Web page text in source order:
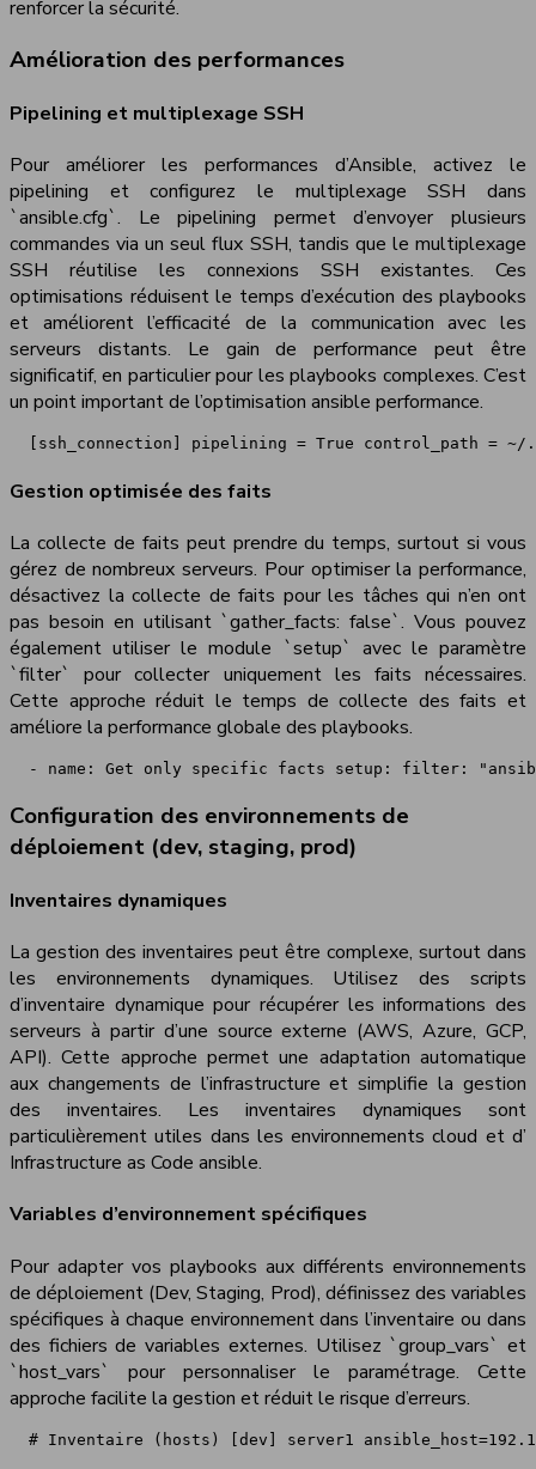
renforcer la sécurité.
Amélioration des performances
Pipelining et multiplexage SSH
Pour améliorer les performances d’Ansible, activez le
pipelining et configurez le multiplexage SSH dans
`ansible.cfg`. Le pipelining permet d’envoyer plusieurs
commandes via un seul flux SSH, tandis que le multiplexage
SSH réutilise les connexions SSH existantes. Ces
optimisations réduisent le temps d’exécution des playbooks
et améliorent l’efficacité de la communication avec les
serveurs distants. Le gain de performance peut être
significatif, en particulier pour les playbooks complexes. C’est
un point important de l’optimisation ansible performance.
[ssh_connection] pipelining = True control_path = ~/
Gestion optimisée des faits
La collecte de faits peut prendre du temps, surtout si vous
gérez de nombreux serveurs. Pour optimiser la performance,
désactivez la collecte de faits pour les tâches qui n’en ont
pas besoin en utilisant `gather_facts: false`. Vous pouvez
également utiliser le module `setup` avec le paramètre
`filter` pour collecter uniquement les faits nécessaires.
Cette approche réduit le temps de collecte des faits et
améliore la performance globale des playbooks.
- name: Get only specific facts setup: filter:
Configuration des environnements de
déploiement (dev, staging, prod)
Inventaires dynamiques
La gestion des inventaires peut être complexe, surtout dans
les environnements dynamiques. Utilisez des scripts
d’inventaire dynamique pour récupérer les informations des
serveurs à partir d’une source externe (AWS, Azure, GCP,
API). Cette approche permet une adaptation automatique
aux changements de l’infrastructure et simplifie la gestion
des inventaires. Les inventaires dynamiques sont
particulièrement utiles dans les environnements cloud et d’
Infrastructure as Code ansible.
Variables d’environnement spécifiques
Pour adapter vos playbooks aux différents environnements
de déploiement (Dev, Staging, Prod), définissez des variables
spécifiques à chaque environnement dans l’inventaire ou dans
des fichiers de variables externes. Utilisez `group_vars` et
`host_vars` pour personnaliser le paramétrage. Cette
approche facilite la gestion et réduit le risque d’erreurs.
# Inventaire (hosts) [dev] server1